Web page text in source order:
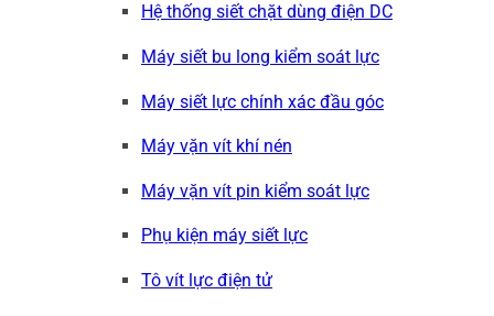
Hệ thống siết chặt dùng điện DC
Máy siết bu long kiểm soát lực
Máy siết lực chính xác đầu góc
Máy vặn vít khí nén
Máy vặn vít pin kiểm soát lực
Phụ kiện máy siết lực
Tô vít lực điện tử